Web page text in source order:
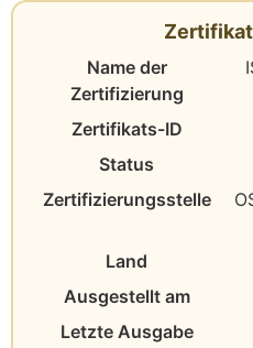
Name der
Zertifizierung
Zertifikats-ID
Status
Zertifizierungsstelle
Land
Ausgestellt am
Letzte Ausgabe